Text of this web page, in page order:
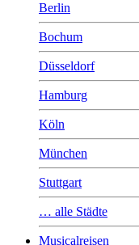
Berlin
Bochum
Düsseldorf
Hamburg
Köln
München
Stuttgart
… alle Städte
Musicalreisen